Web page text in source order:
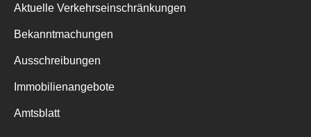
Aktuelle Verkehrseinschränkungen
Bekanntmachungen
Ausschreibungen
Immobilienangebote
Amtsblatt